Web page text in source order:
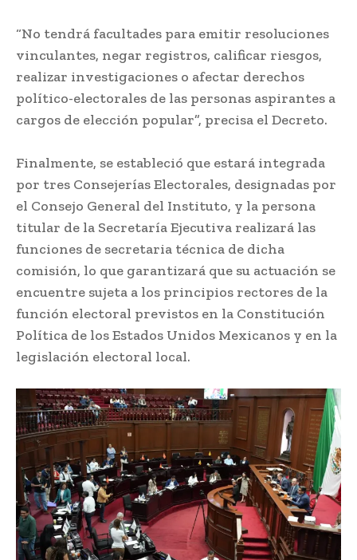
“No tendrá facultades para emitir resoluciones
vinculantes, negar registros, calificar riesgos,
realizar investigaciones o afectar derechos
político-electorales de las personas aspirantes a
cargos de elección popular”, precisa el Decreto.
Finalmente, se estableció que estará integrada
por tres Consejerías Electorales, designadas por
el Consejo General del Instituto, y la persona
titular de la Secretaría Ejecutiva realizará las
funciones de secretaria técnica de dicha
comisión, lo que garantizará que su actuación se
encuentre sujeta a los principios rectores de la
función electoral previstos en la Constitución
Política de los Estados Unidos Mexicanos y en la
legislación electoral local.